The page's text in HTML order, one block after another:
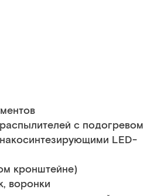
с подогревом
LED-
кронштейне)
воронки